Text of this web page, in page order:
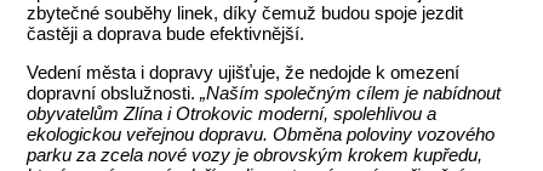
zbytečné souběhy linek, díky čemuž budou spoje jezdit
častěji a doprava bude efektivnější.
Vedení města i dopravy ujišťuje, že nedojde k omezení
dopravní obslužnosti.„Naším společným cílem je nabídnout
obyvatelům Zlína i Otrokovic moderní, spolehlivou a
ekologickou veřejnou dopravu. Obměna poloviny vozového
parku za zcela nové vozy je obrovským krokem kupředu,